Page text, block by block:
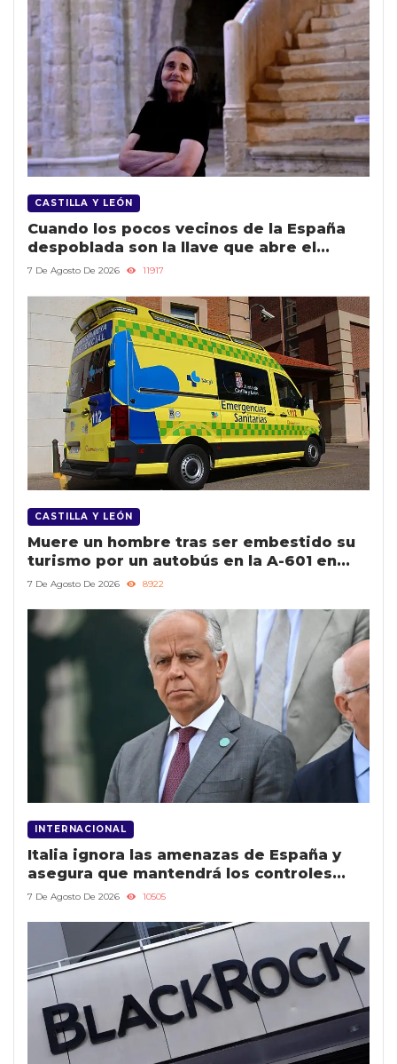
CASTILLA Y LEÓN
Cuando los pocos vecinos de la España
despoblada son la llave que abre el
patrimonio rural
7 De Agosto De 2026 11917
CASTILLA Y LEÓN
Muere un hombre tras ser embestido su
turismo por un autobús en la A-601 en
Segovia
7 De Agosto De 2026 8922
INTERNACIONAL
Italia ignora las amenazas de España y
asegura que mantendrá los controles
hasta el 15 de agosto
7 De Agosto De 2026 10505